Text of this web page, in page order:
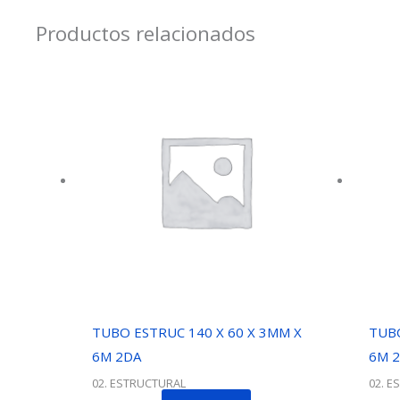
Productos relacionados
TUBO ESTRUC 140 X 60 X 3MM X
6M 2DA
02. ESTRUCTURAL
6M
02.